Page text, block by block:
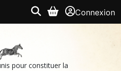
Connexion
pour constituer la